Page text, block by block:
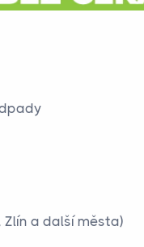
Zlín a další města)